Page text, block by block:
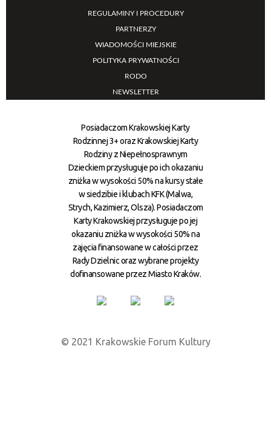
REGULAMINY I PROCEDURY
PARTNERZY
WIADOMOŚCI MIEJSKIE
POLITYKA PRYWATNOŚCI
RODO
NEWSLETTER
Posiadaczom Krakowskiej Karty
Rodzinnej 3+ oraz Krakowskiej Karty
Rodziny z Niepełnosprawnym
Dzieckiem przysługuje po ich okazaniu
zniżka w wysokości 50% na kursy stałe
w siedzibie i klubach KFK (Malwa,
Strych, Kazimierz, Olsza). Posiadaczom
Karty Krakowskiej przysługuje po jej
okazaniu zniżka w wysokości 50% na
zajęcia finansowane w całości przez
Rady Dzielnic oraz wybrane projekty
dofinansowane przez Miasto Kraków.
© 2021 Krakowskie Forum Kultury